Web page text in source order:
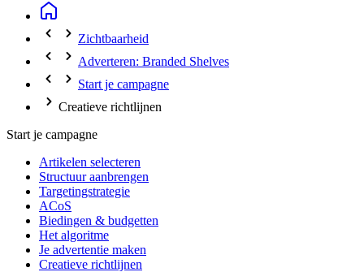
Zichtbaarheid
Adverteren: Branded Shelves
Start je campagne
Creatieve richtlijnen
Start je campagne
Artikelen selecteren
Structuur aanbrengen
Targetingstrategie
ACoS
Biedingen & budgetten
Het algoritme
Je advertentie maken
Creatieve richtlijnen